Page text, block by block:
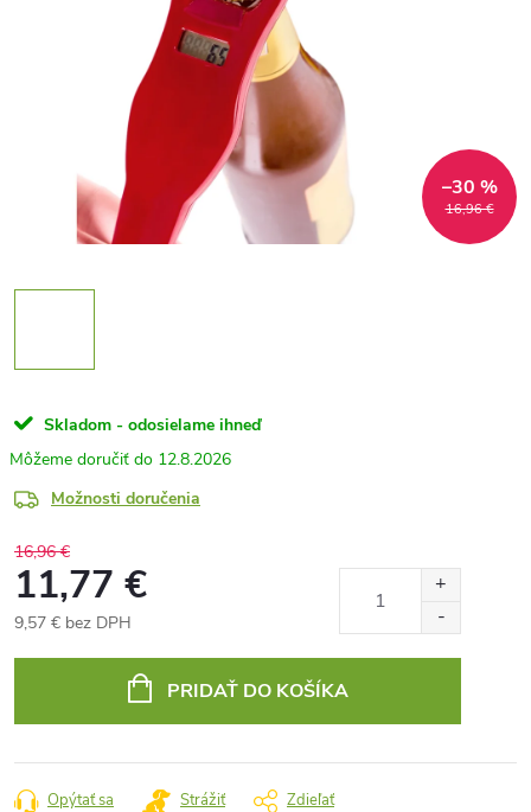
16,96 €
–30 %
Skladom - odosielame ihneď
12.8.2026
Možnosti doručenia
16,96 €
11,77 €
9,57 € bez DPH
PRIDAŤ DO KOŠÍKA
Opýtať sa Strážiť Zdieľať